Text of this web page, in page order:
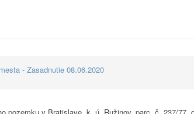
- Zasadnutie 08.06.2020